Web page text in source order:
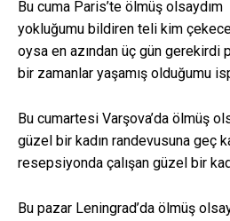
Bu cuma Paris’te ölmüş olsaydım
yokluğumu bildiren teli kim
oysa en azından üç gün gerekirdi
bir zamanlar yaşamış olduğumu
Bu cumartesi Varşova’da ölmüş
güzel bir kadın randevusuna geç
resepsiyonda çalışan güzel bir
Bu pazar Leningrad’da ölmüş